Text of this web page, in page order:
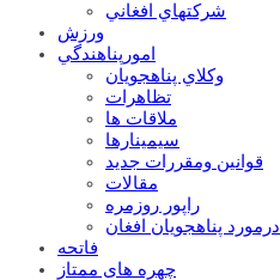
شرکتهاي افغاني
ورزش
امورپناهندگي
وکلاي پناهجويان
تظاهرات
ملاقات ها
سيمينارها
قوانين ومقررات جديد
مقالات
راپور روزمره
درمورد پناهجويان افغان
فاتحه
چهره های ممتاز